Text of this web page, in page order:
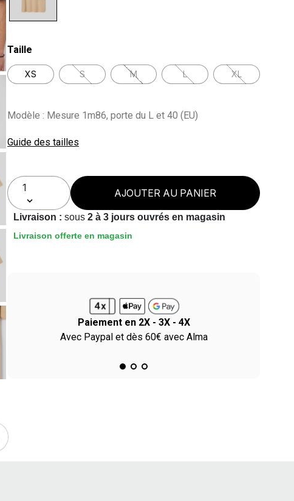
Taille
XS S M L XL
Modèle : Mesure 1m86, porte du L et 40 (EU)
Guide des tailles
AJOUTER AU PANIER
Livraison : sous 2 à 3 jours ouvrés en magasin
Livraison offerte en magasin
Paiement en 2X - 3X - 4X
Avec Paypal et dès 60€ avec Alma